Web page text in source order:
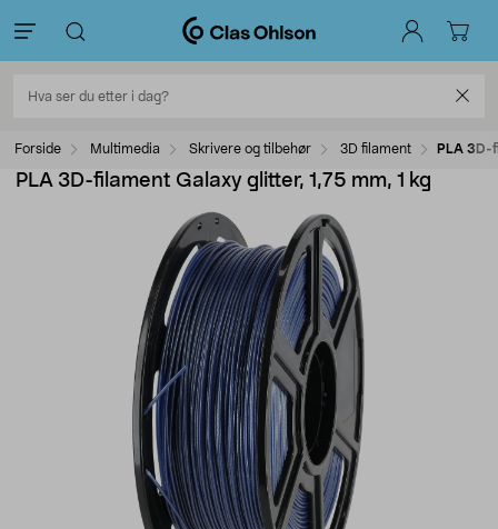
Forside Multimedia Skrivere og tilbehør 3D filament PLA 3D-
PLA 3D-filament Galaxy glitter, 1,75 mm, 1 kg